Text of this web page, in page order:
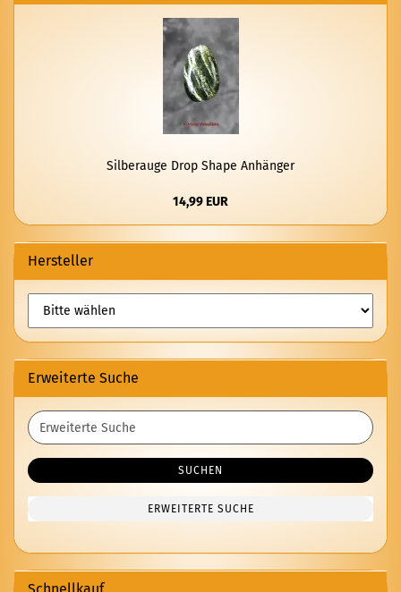
Sil­ber­au­ge Drop Shape An­hän­ger
14,99 EUR
Hersteller
Erweiterte Suche
Erweiterte
Suche
SUCHEN
ERWEITERTE SUCHE